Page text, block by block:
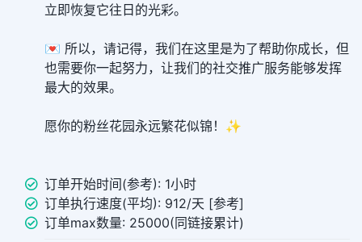
立即恢复它往日的光彩。
💌 所以，请记得，我们在这里是为了帮助你成长，但
也需要你一起努力，让我们的社交推广服务能够发挥
最大的效果。
愿你的粉丝花园永远繁花似锦！✨
订单开始时间(参考): 1小时
订单执行速度(平均): 912/天 [参考]
订单max数量: 25000(同链接累计)